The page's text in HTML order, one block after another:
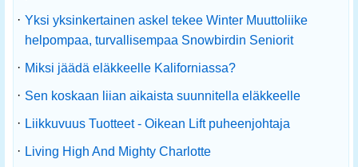
· Yksi yksinkertainen askel tekee Winter Muuttoliike
helpompaa, turvallisempaa Snowbirdin Seniorit
· Miksi jäädä eläkkeelle Kaliforniassa?
· Sen koskaan liian aikaista suunnitella eläkkeelle
· Liikkuvuus Tuotteet - Oikean Lift puheenjohtaja
· Living High And Mighty Charlotte